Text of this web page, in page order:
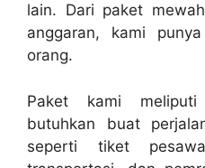
lain. Dari paket
anggaran, kami
orang.
Paket kami
butuhkan buat
seperti tiket